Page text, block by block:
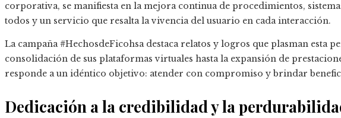
corporativa, se manifiesta en la mejora continua de procedimientos,
todos y un servicio que resalta la vivencia del usuario en cada interacción.
La campaña #HechosdeFicohsa destaca relatos y logros que plasman esta
consolidación de sus plataformas virtuales hasta la expansión de
responde a un idéntico objetivo: atender con compromiso y brindar
Dedicación a la credibilidad y la